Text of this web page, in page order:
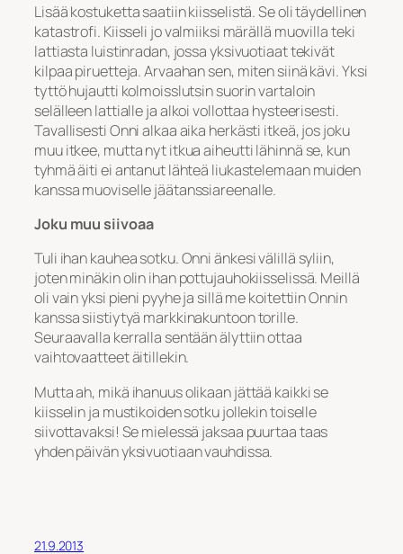
Lisää kostuketta saatiin kiisselistä. Se oli täydellinen
katastrofi. Kiisseli jo valmiiksi märällä muovilla teki
lattiasta luistinradan, jossa yksivuotiaat tekivät
kilpaa piruetteja. Arvaahan sen, miten siinä kävi. Yksi
tyttö hujautti kolmoisslutsin suorin vartaloin
selälleen lattialle ja alkoi vollottaa hysteerisesti.
Tavallisesti Onni alkaa aika herkästi itkeä, jos joku
muu itkee, mutta nyt itkua aiheutti lähinnä se, kun
tyhmä äiti ei antanut lähteä liukastelemaan muiden
kanssa muoviselle jäätanssiareenalle.
Joku muu siivoaa
Tuli ihan kauhea sotku. Onni änkesi välillä syliin,
joten minäkin olin ihan pottujauhokiisselissä. Meillä
oli vain yksi pieni pyyhe ja sillä me koitettiin Onnin
kanssa siistiytyä markkinakuntoon torille.
Seuraavalla kerralla sentään älyttiin ottaa
vaihtovaatteet äitillekin.
Mutta ah, mikä ihanuus olikaan jättää kaikki se
kiisselin ja mustikoiden sotku jollekin toiselle
siivottavaksi! Se mielessä jaksaa puurtaa taas
yhden päivän yksivuotiaan vauhdissa.
21.9.2013